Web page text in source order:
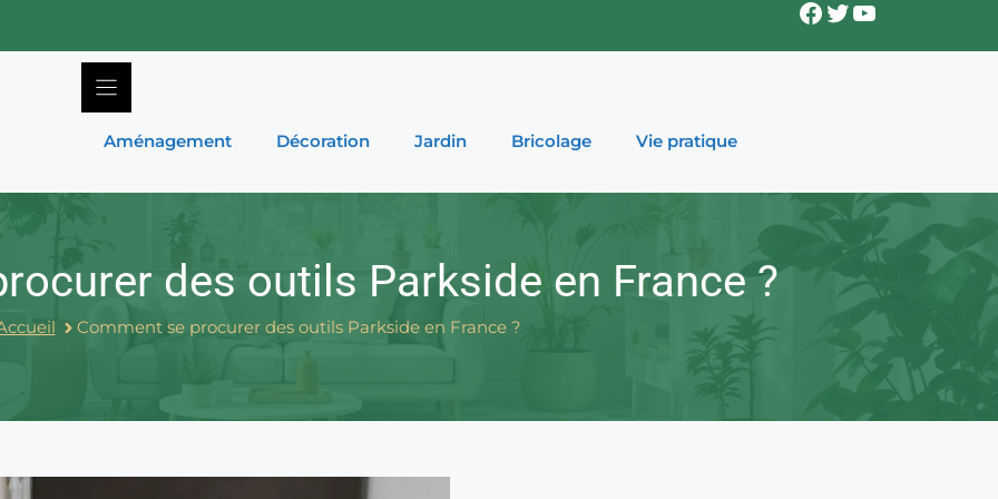
Facebook
Twitter
YouTube
Aménagement Décoration Jardin Bricolage Vie pratique
des outils Parkside en France ?
Comment se procurer des outils Parkside en France ?